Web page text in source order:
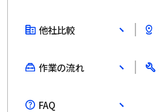
他社比較
作業の流れ
FAQ